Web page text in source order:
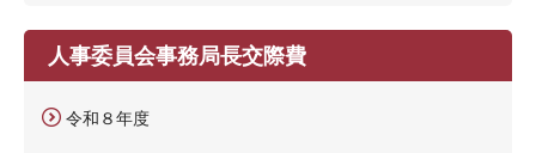
人事委員会事務局長交際費
令和８年度